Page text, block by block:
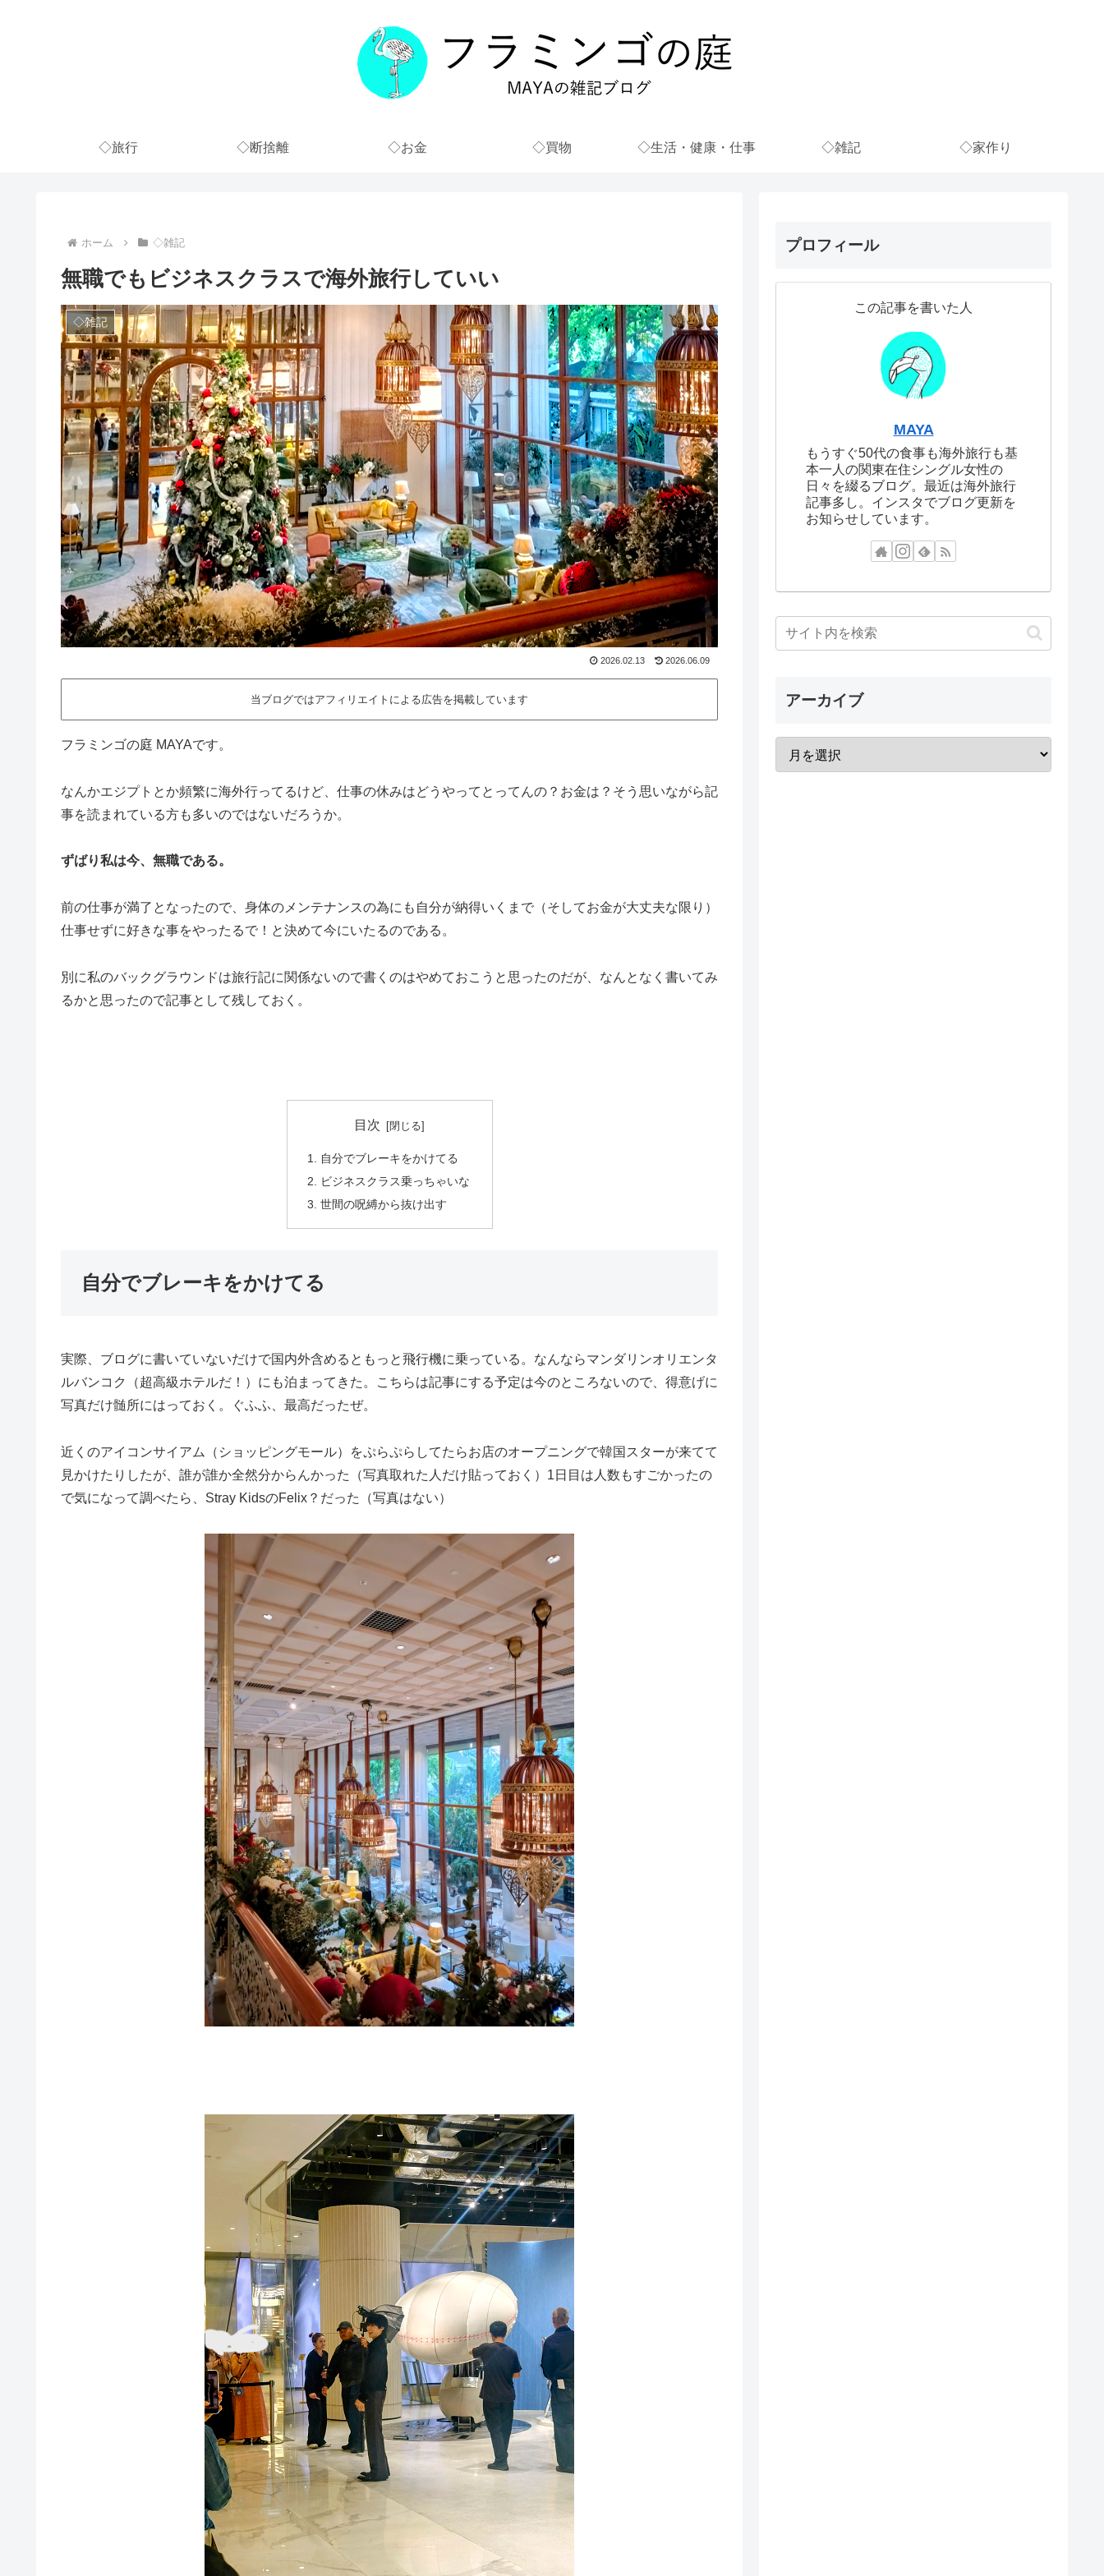
◇旅行 ◇断捨離 ◇お金 ◇買物 ◇生活・健康・仕事 ◇雑記 ◇家作り
ホーム ◇雑記
無職でもビジネスクラスで海外旅行していい
◇雑記
2026.02.13 2026.06.09
当ブログではアフィリエイトによる広告を掲載しています
フラミンゴの庭 MAYAです。
なんかエジプトとか頻繁に海外行ってるけど、仕事の休みはどうやってとってんの？お金は？そう思いながら記
事を読まれている方も多いのではないだろうか。
ずばり私は今、無職である。
前の仕事が満了となったので、身体のメンテナンスの為にも自分が納得いくまで（そしてお金が大丈夫な限り）
仕事せずに好きな事をやったるで！と決めて今にいたるのである。
別に私のバックグラウンドは旅行記に関係ないので書くのはやめておこうと思ったのだが、なんとなく書いてみ
るかと思ったので記事として残しておく。
目次
自分でブレーキをかけてる
ビジネスクラス乗っちゃいな
世間の呪縛から抜け出す
自分でブレーキをかけてる
実際、ブログに書いていないだけで国内外含めるともっと飛行機に乗っている。なんならマンダリンオリエンタ
ルバンコク（超高級ホテルだ！）にも泊まってきた。こちらは記事にする予定は今のところないので、得意げに
写真だけ髄所にはっておく。ぐふふ、最高だったぜ。
近くのアイコンサイアム（ショッピングモール）をぷらぷらしてたらお店のオープニングで韓国スターが来てて
見かけたりしたが、誰が誰か全然分からんかった（写真取れた人だけ貼っておく）1日目は人数もすごかったの
で気になって調べたら、Stray KidsのFelix？だった（写真はない）
プロフィール
この記事を書いた人
MAYA
もうすぐ50代の食事も海外旅行も基
本一人の関東在住シングル女性の
日々を綴るブログ。最近は海外旅行
記事多し。インスタでブログ更新を
お知らせしています。
アーカイブ